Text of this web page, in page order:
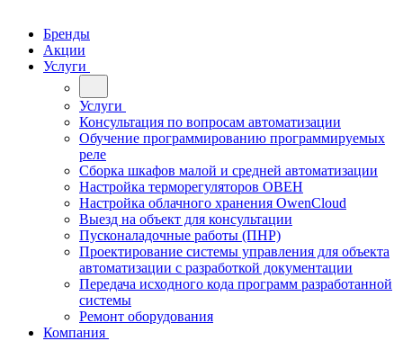
Бренды
Акции
Услуги
Услуги
Консультация по вопросам автоматизации
Обучение программированию программируемых
реле
Сборка шкафов малой и средней автоматизации
Настройка терморегуляторов ОВЕН
Настройка облачного хранения OwenCloud
Выезд на объект для консультации
Пусконаладочные работы (ПНР)
Проектирование системы управления для объекта
автоматизации с разработкой документации
Передача исходного кода программ разработанной
системы
Ремонт оборудования
Компания